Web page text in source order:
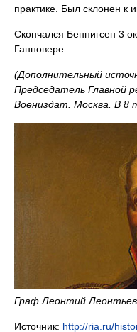
практике. Был склонен к
Скончался Беннигсен 3
Ганновере.
(Дополнительный
Председатель Главной
Воениздат. Москва. В 8
Граф Леонтий
Источник: http://ria.ru/